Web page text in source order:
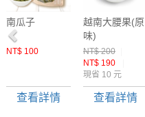
南瓜子
NT$ 100
查看詳情
越南大腰果(原
味)
NT$ 200
NT$ 190
現省 10 元
查看詳情